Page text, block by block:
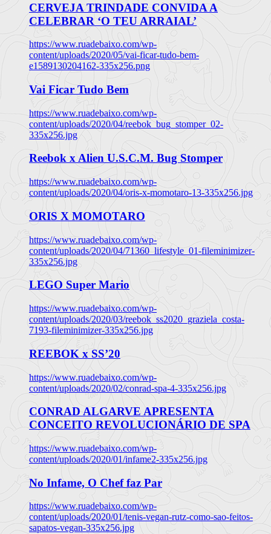
CERVEJA TRINDADE CONVIDA A
CELEBRAR ‘O TEU ARRAIAL’
https://www.ruadebaixo.com/wp-
content/uploads/2020/05/vai-ficar-tudo-bem-
e1589130204162-335x256.png
Vai Ficar Tudo Bem
https://www.ruadebaixo.com/wp-
content/uploads/2020/04/reebok_bug_stomper_02-
335x256.jpg
Reebok x Alien U.S.C.M. Bug Stomper
https://www.ruadebaixo.com/wp-
content/uploads/2020/04/oris-x-momotaro-13-335x256.jpg
ORIS X MOMOTARO
https://www.ruadebaixo.com/wp-
content/uploads/2020/04/71360_lifestyle_01-fileminimizer-
335x256.jpg
LEGO Super Mario
https://www.ruadebaixo.com/wp-
content/uploads/2020/03/reebok_ss2020_graziela_costa-
7193-fileminimizer-335x256.jpg
REEBOK x SS’20
https://www.ruadebaixo.com/wp-
content/uploads/2020/02/conrad-spa-4-335x256.jpg
CONRAD ALGARVE APRESENTA
CONCEITO REVOLUCIONÁRIO DE SPA
https://www.ruadebaixo.com/wp-
content/uploads/2020/01/infame2-335x256.jpg
No Infame, O Chef faz Par
https://www.ruadebaixo.com/wp-
content/uploads/2020/01/tenis-vegan-rutz-como-sao-feitos-
sapatos-vegan-335x256.jpg